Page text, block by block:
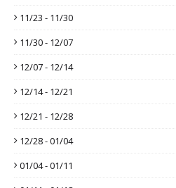
11/23 - 11/30
11/30 - 12/07
12/07 - 12/14
12/14 - 12/21
12/21 - 12/28
12/28 - 01/04
01/04 - 01/11